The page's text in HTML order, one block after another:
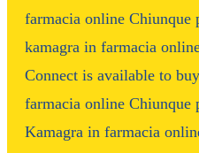
farmacia online Chiunque
kamagra in farmacia
Connect is available to
farmacia online Chiunque
Kamagra in farmacia